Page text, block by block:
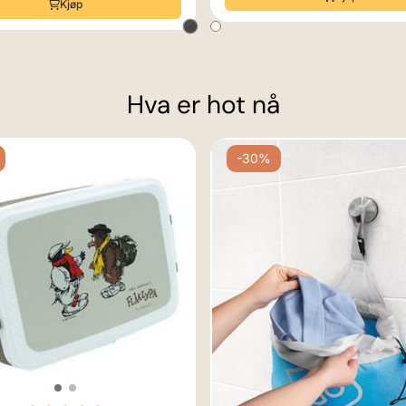
Kjøp
Hva er hot nå
-30%